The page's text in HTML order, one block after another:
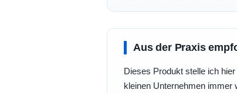
Aus der Praxis
Dieses Produkt stelle ich
kleinen Unternehmen immer